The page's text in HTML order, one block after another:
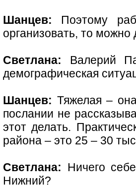
Шанцев: Поэтому
организовать, то можно
Светлана: Валерий
демографическая
Шанцев: Тяжелая –
послании не
этот делать.
района – это 25 – 30
Светлана: Ничего
Нижний?